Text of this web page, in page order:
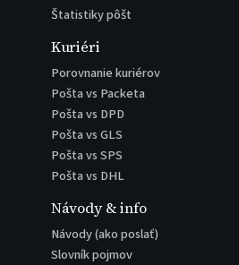
Štatistiky pôšt
Kuriéri
Porovnanie kuriérov
Pošta vs Packeta
Pošta vs DPD
Pošta vs GLS
Pošta vs SPS
Pošta vs DHL
Návody & info
Návody (ako poslať)
Slovník pojmov